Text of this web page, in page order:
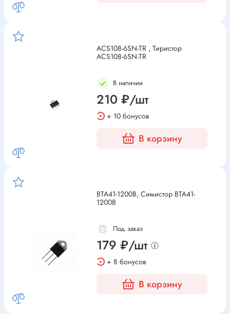
ACS108-6SN-TR , Тиристор
ACS108-6SN-TR
В наличии
210 ₽/шт
+ 10 бонусов
В корзину
BTA41-1200B, Симистор BTA41-
1200B
Под заказ
179 ₽/шт
+ 8 бонусов
В корзину